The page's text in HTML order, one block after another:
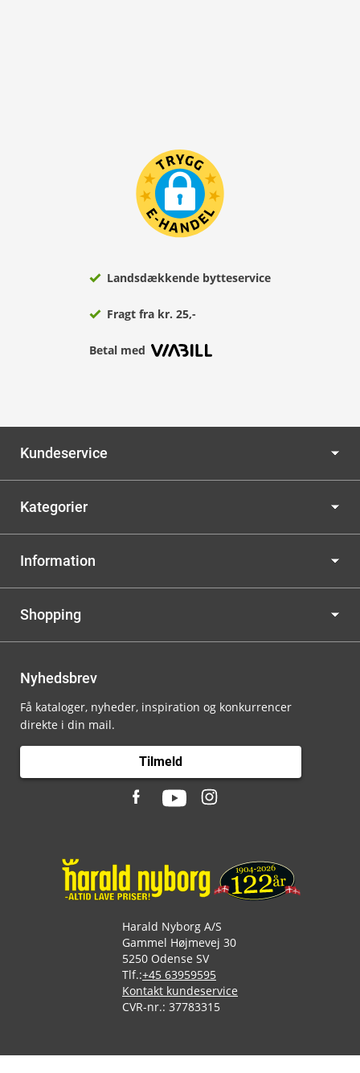
Landsdækkende bytteservice
Fragt fra kr. 25,-
Betal med
Kundeservice
Kategorier
Information
Shopping
Nyhedsbrev
Få kataloger, nyheder, inspiration og konkurrencer
direkte i din mail.
Tilmeld
Harald Nyborg A/S
Gammel Højmevej 30
5250 Odense SV
Tlf.:+45 63959595
Kontakt kundeservice
CVR-nr.: 37783315